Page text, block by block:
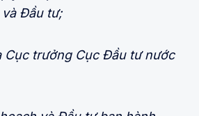
và Đầu tư;
Cục trưởng Cục Đầu tư nước